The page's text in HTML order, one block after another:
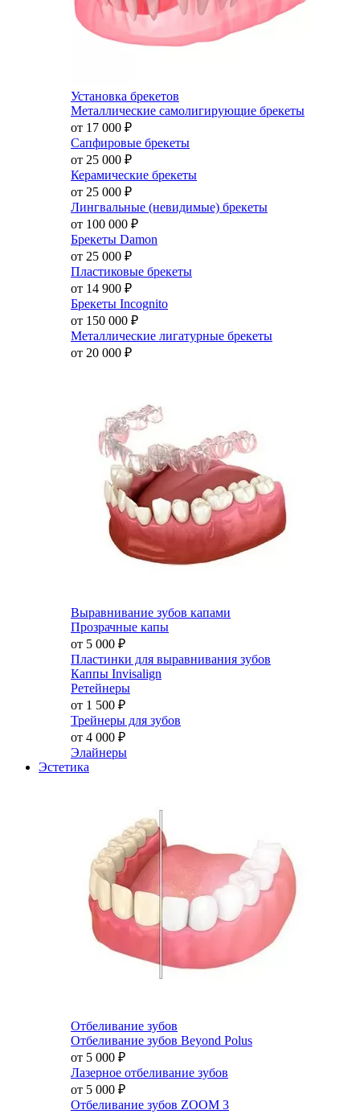
Установка брекетов
Металлические самолигирующие брекеты
от 17 000 ₽
Сапфировые брекеты
от 25 000 ₽
Керамические брекеты
от 25 000 ₽
Лингвальные (невидимые) брекеты
от 100 000 ₽
Брекеты Damon
от 25 000 ₽
Пластиковые брекеты
от 14 900 ₽
Брекеты Incognito
от 150 000 ₽
Металлические лигатурные брекеты
от 20 000 ₽
Выравнивание зубов капами
Прозрачные капы
от 5 000 ₽
Пластинки для выравнивания зубов
Каппы Invisalign
Ретейнеры
от 1 500 ₽
Трейнеры для зубов
от 4 000 ₽
Элайнеры
Эстетика
Отбеливание зубов
Отбеливание зубов Beyond Polus
от 5 000 ₽
Лазерное отбеливание зубов
от 5 000 ₽
Отбеливание зубов ZOOM 3